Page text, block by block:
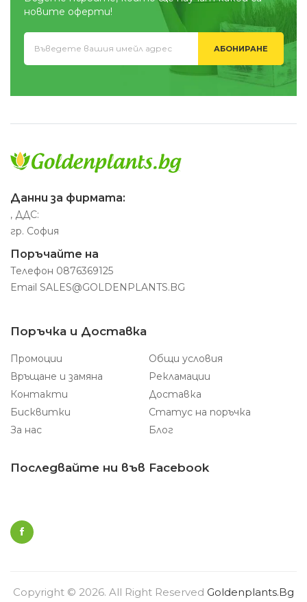
новите оферти!
АБОНИРАНЕ
Данни за фирмата:
, ДДС:
гр. София
Поръчайте на
Телефон 0876369125
Email SALES@GOLDENPLANTS.BG
Поръчка и Доставка
Промоции
Общи условия
Връщане и замяна
Рекламации
Контакти
Доставка
Бисквитки
Статус на поръчка
За нас
Блог
Последвайте ни във Facebook
Copyright © 2026. All Right Reserved Goldenplants.bg